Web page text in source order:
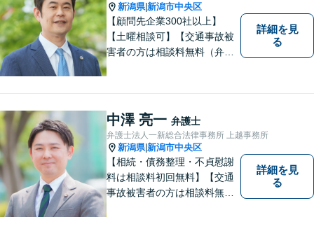
新潟県|新潟市中央区
【顧問先企業300社以上】
【土曜相談可】【交通事故被
害者の方は相談料無料（弁護
災・不貞慰謝料は相談料初回
無料】
詳細を見
る
中澤 亮一 弁護士
弁護士法人一新総合法律事務所 上越事務所
新潟県|新潟市中央区
【相続・債務整理・不貞慰謝
料は相談料初回無料】【交通
事故被害者の方は相談料無料
詳細を見
る